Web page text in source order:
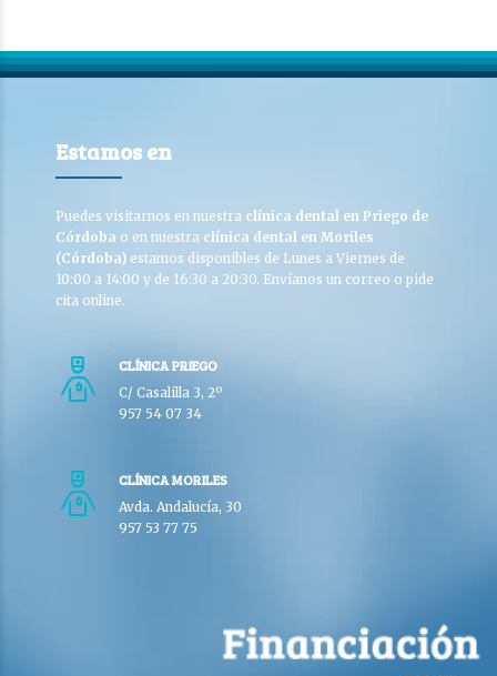
Estamos en
Puedes visitarnos en nuestra clínica dental en Priego de
Córdoba o en nuestra clínica dental en Moriles
(Córdoba) estamos disponibles de Lunes a Viernes de
10:00 a 14:00 y de 16:30 a 20:30. Envíanos un correo o pide
cita online.
CLÍNICA PRIEGO
C/ Casalilla 3, 2º
957 54 07 34
CLÍNICA MORILES
Avda. Andalucía, 30
957 53 77 75